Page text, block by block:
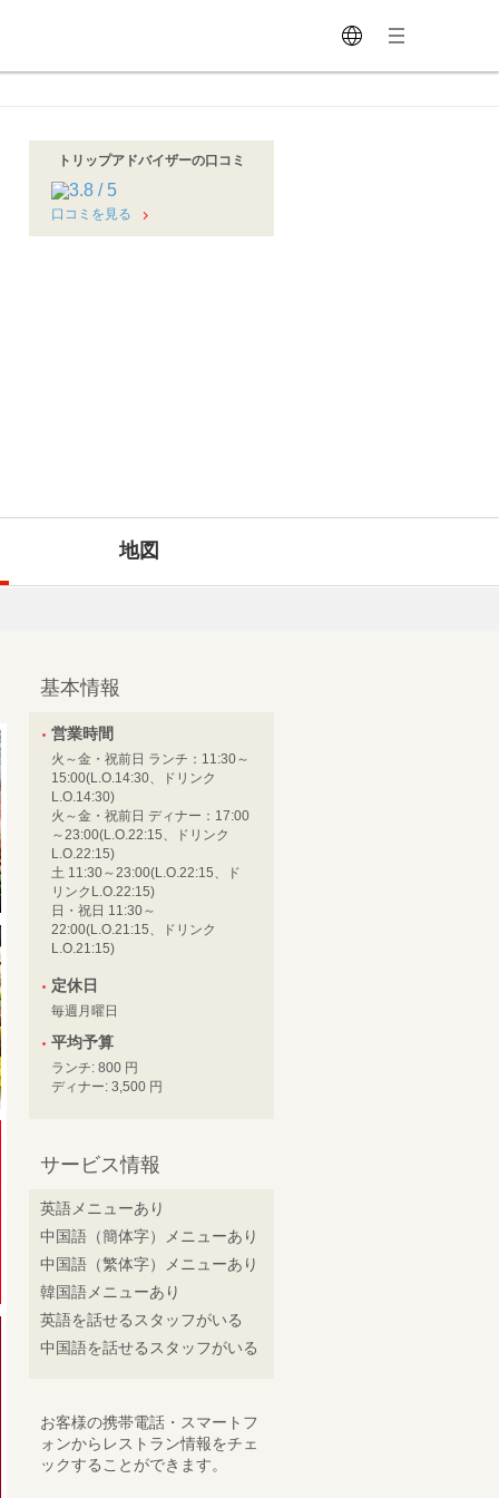
トリップアドバイザーの口コミ
口コミを見る
地図
基本情報
営業時間
火～金・祝前日 ランチ：11:30～
15:00(L.O.14:30、ドリンク
L.O.14:30)
火～金・祝前日 ディナー：17:00
～23:00(L.O.22:15、ドリンク
L.O.22:15)
土 11:30～23:00(L.O.22:15、ド
リンクL.O.22:15)
日・祝日 11:30～
22:00(L.O.21:15、ドリンク
L.O.21:15)
定休日
毎週月曜日
平均予算
ランチ: 800 円
ディナー: 3,500 円
サービス情報
英語メニューあり
中国語（簡体字）メニューあり
中国語（繁体字）メニューあり
韓国語メニューあり
英語を話せるスタッフがいる
中国語を話せるスタッフがいる
お客様の携帯電話・スマートフ
ォンからレストラン情報をチェ
ックすることができます。